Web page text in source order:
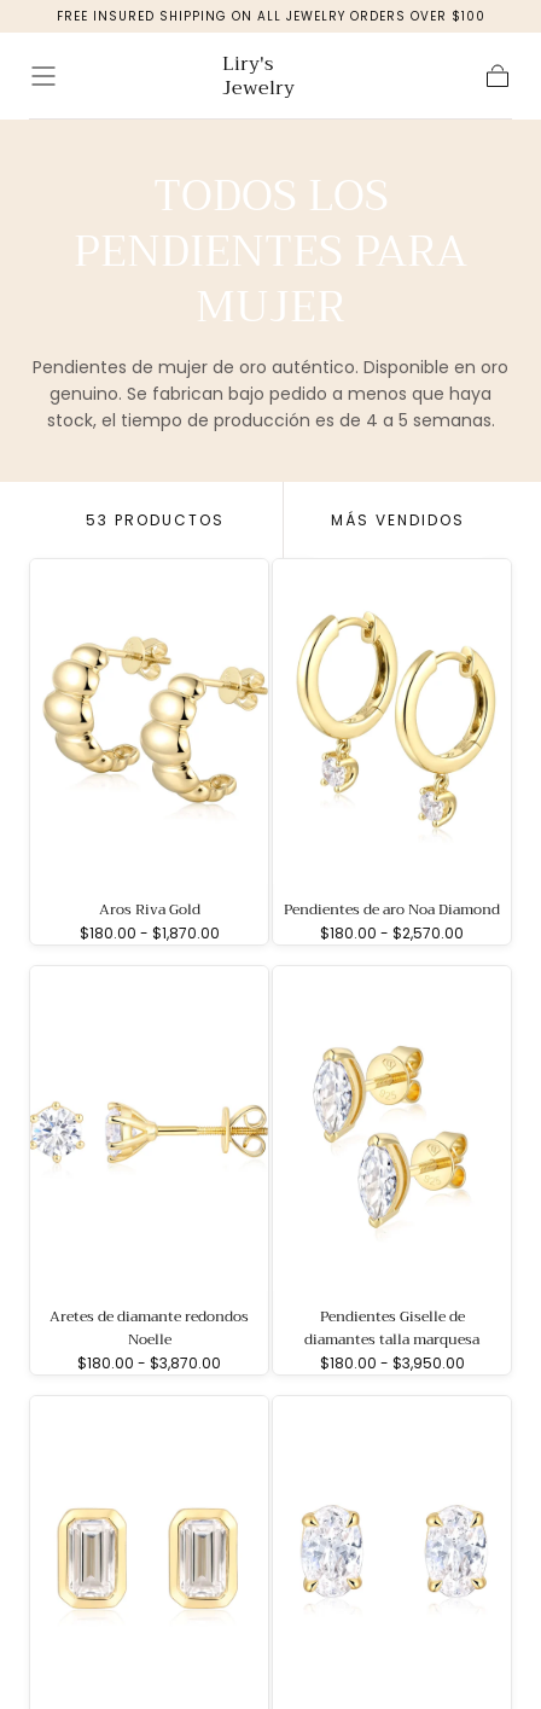
saltar al
FREE INSURED SHIPPING ON ALL JEWELRY ORDERS OVER $100
Liry's
Jewelry
RECOPILACIÓN:
TODOS LOS
PENDIENTES PARA
MUJER
Pendientes de mujer de oro auténtico. Disponible en oro
genuino. Se fabrican bajo pedido a menos que haya
stock, el tiempo de producción es de 4 a 5 semanas.
53 PRODUCTOS MÁS VENDIDOS
Aros Riva Gold
Precio
$180.00 - Precio
$1,870.00
Pendientes de aro Noa Diamond
Precio
$180.00 - Precio
$2,570.00
Aretes de diamante redondos
Noelle
Precio
$180.00 - Precio
$3,870.00
Pendientes Giselle de
diamantes talla marquesa
Precio
$180.00 - Precio
$3,950.00